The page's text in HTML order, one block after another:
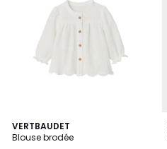
VERTBAUDET
Blouse brodée
2
Couleurs